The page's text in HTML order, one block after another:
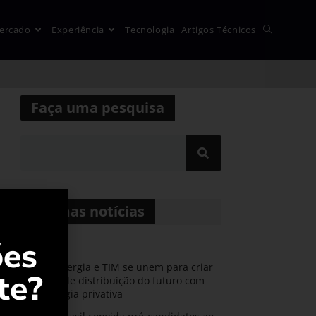
Experiência Tecnologia Artigos Técnicos
Faça uma pesquisa
Últimas notícias
CPFL Energia e TIM se unem para criar
a rede de distribuição do futuro com
tecnologia privativa